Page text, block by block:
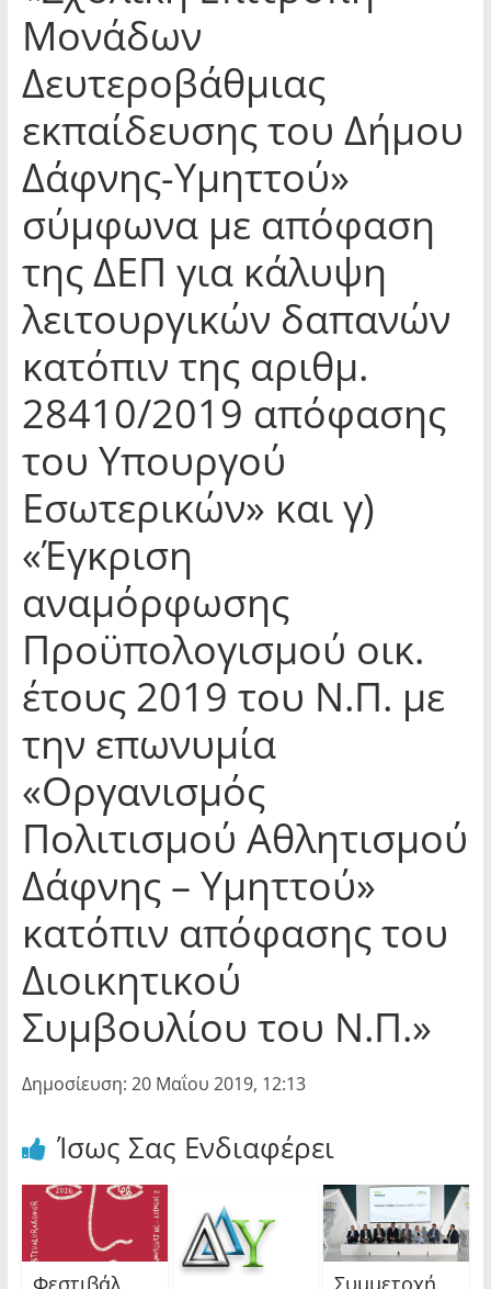
Μονάδων
Δευτεροβάθμιας
εκπαίδευσης του Δήμου
Δάφνης-Υμηττού»
σύμφωνα με απόφαση
της ΔΕΠ για κάλυψη
λειτουργικών δαπανών
κατόπιν της αριθμ.
28410/2019 απόφασης
του Υπουργού
Εσωτερικών» και γ)
«Έγκριση
αναμόρφωσης
Προϋπολογισμού οικ.
έτους 2019 του Ν.Π. με
την επωνυμία
«Οργανισμός
Πολιτισμού Αθλητισμού
Δάφνης – Υμηττού»
κατόπιν απόφασης του
Διοικητικού
Συμβουλίου του Ν.Π.»
Δημοσίευση: 20 Μαΐου 2019, 12:13
Ίσως Σας Ενδιαφέρει
Φεστιβάλ Συμμετοχή